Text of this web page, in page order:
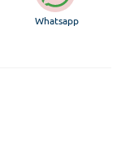
Whatsapp